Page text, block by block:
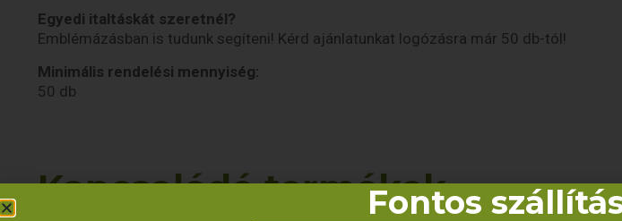
Egyedi italtáskát szeretnél?
Emblémázásban is tudunk segíteni! Kérd ajánlatunkat logózásra már 50 db-tól!
Minimális rendelési mennyiség:
50 db
Kapcsolódó termékek
Fontos